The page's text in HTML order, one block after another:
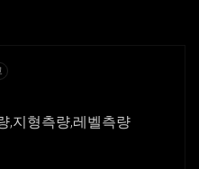
,지형측량,레벨측량